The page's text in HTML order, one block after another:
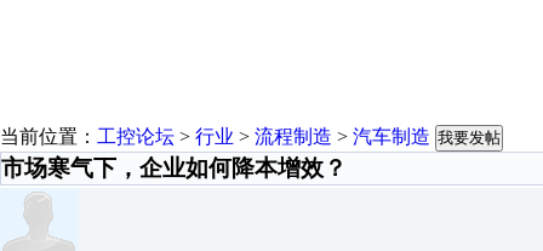
当前位置： 工控论坛 > 行业 > 流程制造 > 汽车制造 我要发帖
市场寒气下，企业如何降本增效？